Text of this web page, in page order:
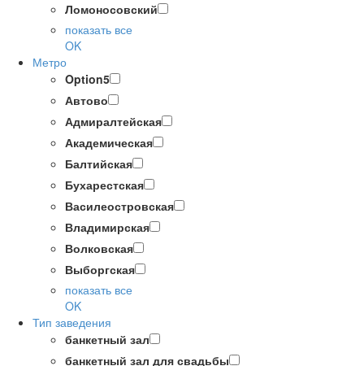
Ломоносовский
показать все
OK
Метро
Option5
Автово
Адмиралтейская
Академическая
Балтийская
Бухарестская
Василеостровская
Владимирская
Волковская
Выборгская
показать все
OK
Тип заведения
банкетный зал
банкетный зал для свадьбы